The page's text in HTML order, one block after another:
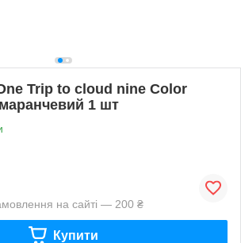
Trip to cloud nine Color
1 шт
на сайті — 200 ₴
Купити